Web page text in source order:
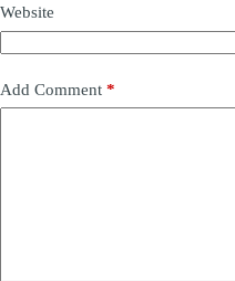
Website
Add Comment *